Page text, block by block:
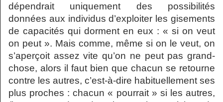
dépendrait uniquement des possibilités
données aux individus d’exploiter les gisements
de capacités qui dorment en eux : « si on veut
on peut ». Mais comme, même si on le veut, on
s’aperçoit assez vite qu’on ne peut pas grand-
chose, alors il faut bien que chacun se retourne
contre les autres, c’est-à-dire habituellement ses
plus proches : chacun « pourrait » si les autres,